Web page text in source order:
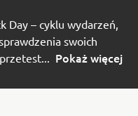
Day – cyklu wydarzeń,
swoich
... Pokaż więcej